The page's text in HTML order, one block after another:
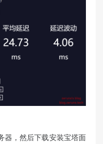
器，然后下载安装宝塔面